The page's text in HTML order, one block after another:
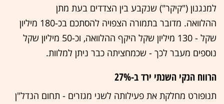
למנגנון ("קיקר") שנקבע בין הצדדים בעת מתן
ההלוואה. מדובר בתמורה הצפויה להסתכם בכ-180 מיליון
שקל - 130 מיליון שקל היקף ההלוואה, וכ-50 מיליון שקל
נוספים מעבר לכך - שכמחציתה כבר ניתן למלוות.
הרווח הנקי השנתי ירד ב-27%
תנופורט מחלקת את פעילותה לשני מגזרים - תחום הנדל"ן